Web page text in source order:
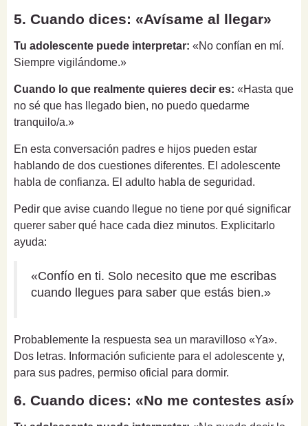
5. Cuando dices: «Avísame al llegar»
Tu adolescente puede interpretar: «No confían en mí.
Siempre vigilándome.»
Cuando lo que realmente quieres decir es: «Hasta que
no sé que has llegado bien, no puedo quedarme
tranquilo/a.»
En esta conversación padres e hijos pueden estar
hablando de dos cuestiones diferentes. El adolescente
habla de confianza. El adulto habla de seguridad.
Pedir que avise cuando llegue no tiene por qué significar
querer saber qué hace cada diez minutos. Explicitarlo
ayuda:
«Confío en ti. Solo necesito que me escribas
cuando llegues para saber que estás bien.»
Probablemente la respuesta sea un maravilloso «Ya».
Dos letras. Información suficiente para el adolescente y,
para sus padres, permiso oficial para dormir.
6. Cuando dices: «No me contestes así»